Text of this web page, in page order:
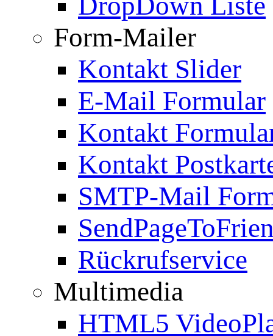
Form-Mailer
Kontakt Slider
E-Mail Formular
Kontakt
Kontakt
SMTP-Mail
Rückrufservice
Multimedia
HTML5